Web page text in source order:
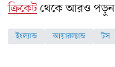
ক্রিকেটথেকে আরও পড়ুন
ইংল্যান্ড আয়ারল্যান্ড টস